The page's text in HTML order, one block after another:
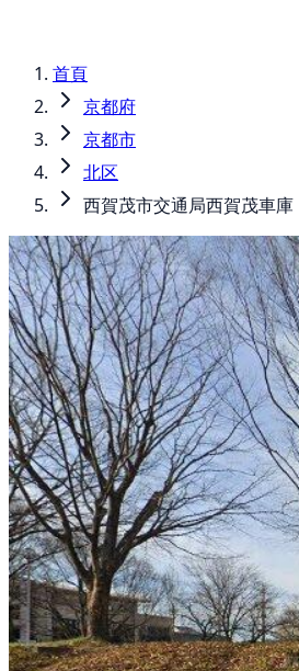
首頁
京都府
京都市
北区
西賀茂市交通局西賀茂車庫